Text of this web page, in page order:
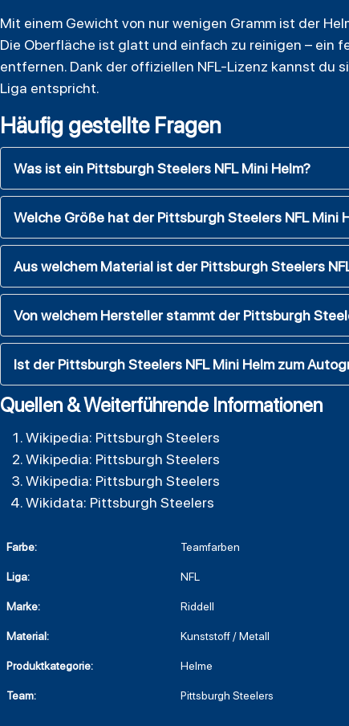
Mit einem Gewicht von nur wenigen Gramm ist der
Die Oberfläche ist glatt und einfach zu reinigen – ein
entfernen. Dank der offiziellen NFL-Lizenz kannst du
Liga entspricht.
Häufig gestellte Fragen
Was ist ein Pittsburgh Steelers NFL Mini Helm?
Welche Größe hat der Pittsburgh Steelers NFL Mini
Aus welchem Material ist der Pittsburgh Steelers
Von welchem Hersteller stammt der Pittsburgh
Ist der Pittsburgh Steelers NFL Mini Helm zum
Quellen & Weiterführende Informationen
Wikipedia: Pittsburgh Steelers
Wikipedia: Pittsburgh Steelers
Wikipedia: Pittsburgh Steelers
Wikidata: Pittsburgh Steelers
Farbe: Teamfarben
Liga: NFL
Marke: Riddell
Material: Kunststoff / Metall
Produktkategorie: Helme
Team: Pittsburgh Steelers